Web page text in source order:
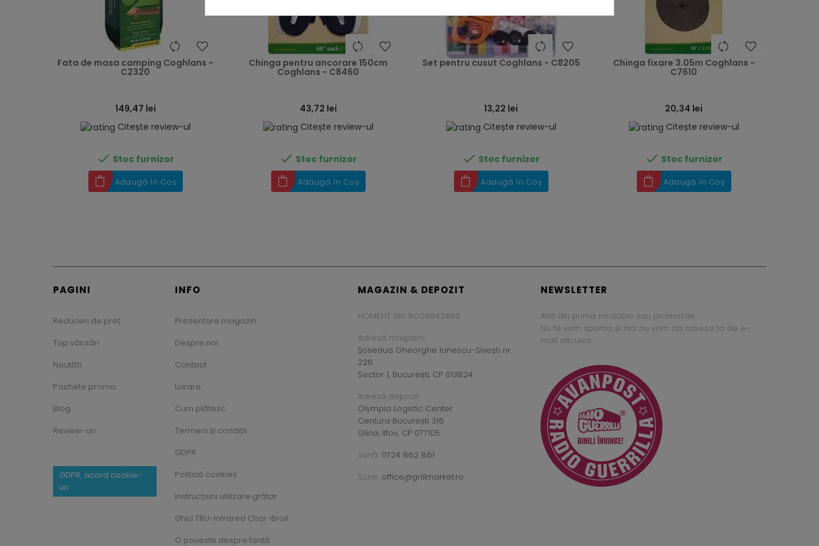
heart
Fata de masa camping Coghlans -
C2320
149,47 lei
Citește review-ul
 Stoc furnizor
Adaugă în Coș
heart
Chinga pentru ancorare 150cm
Coghlans - C8460
43,72 lei
Citește review-ul
 Stoc furnizor
Adaugă în Coș
heart
Set pentru cusut Coghlans - C8205
13,22 lei
Citește review-ul
 Stoc furnizor
Adaugă în Coș
heart
Chinga fixare 3.05m Coghlans -
C7610
20,34 lei
Citește review-ul
 Stoc furnizor
Adaugă în Coș
PAGINI
Reduceri de preț
Top vânzări
Noutăți
Pachete promo
Blog
Review-uri
GDPR, acord cookie-
uri
INFO
Prezentare magazin
Despre noi
Contact
Livrare
Cum plătesc
Termeni și condiții
GDPR
Politică cookies
Instrucțiuni utilizare grătar
Ghid TRU-Infrared Char-Broil
O poveste despre fontă
MAGAZIN & DEPOZIT
HOMEFIT SRL RO24842480
Adresă magazin:
Șoseaua Gheorghe Ionescu-Sisești nr.
226
Sector 1, București, CP 013824
Adresă depozit:
Olympia Logistic Center
Centura București 316
Glina, Ilfov, CP 077105
Sună: 0724 862 861
Scrie: office@grillmarket.ro
NEWSLETTER
Află din prima noutățile sau promoțiile.
Nu te vom spama și nici nu vom da adresa ta de e-
mail altcuiva.